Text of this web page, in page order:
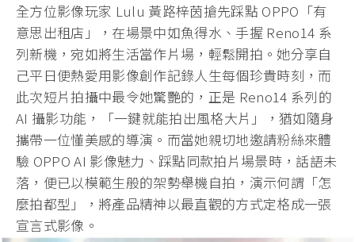
全方位影像玩家 Lulu 黃路梓茵搶先踩點 OPPO「有
意思出租店」，在場景中如魚得水、手握 Reno14 系
列新機，宛如將生活當作片場，輕鬆開拍。她分享自
己平日便熱愛用影像創作記錄人生每個珍貴時刻，而
此次短片拍攝中最令她驚艷的，正是 Reno14 系列的
AI 攝影功能，「一鍵就能拍出風格大片」，猶如隨身
攜帶一位懂美感的導演。而當她親切地邀請粉絲來體
驗 OPPO AI 影像魅力、踩點同款拍片場景時，話語未
落，便已以模範生般的架勢舉機自拍，演示何謂「怎
麼拍都型」，將產品精神以最直觀的方式定格成一張
宣言式影像。